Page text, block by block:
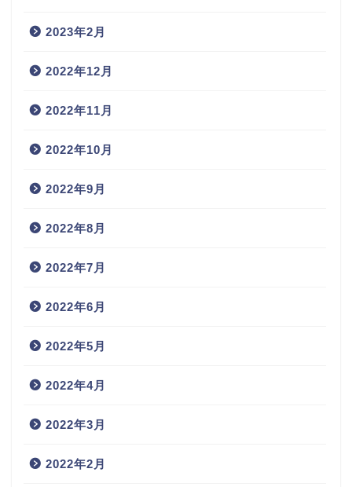
2023年2月
2022年12月
2022年11月
2022年10月
2022年9月
2022年8月
2022年7月
2022年6月
2022年5月
2022年4月
2022年3月
2022年2月